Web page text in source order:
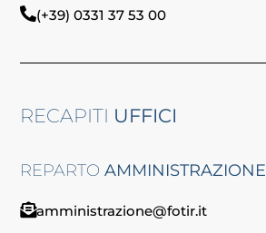
(+39) 0331 37 53 00
RECAPITI UFFICI
REPARTOAMMINISTRAZIONE
amministrazione@fotir.it